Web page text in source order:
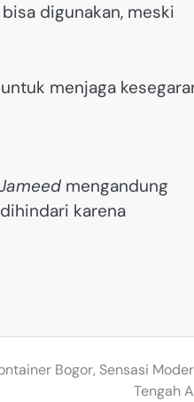
digunakan, meski
menjaga
mengandung
karena
Bogor, Sensasi
Tengah